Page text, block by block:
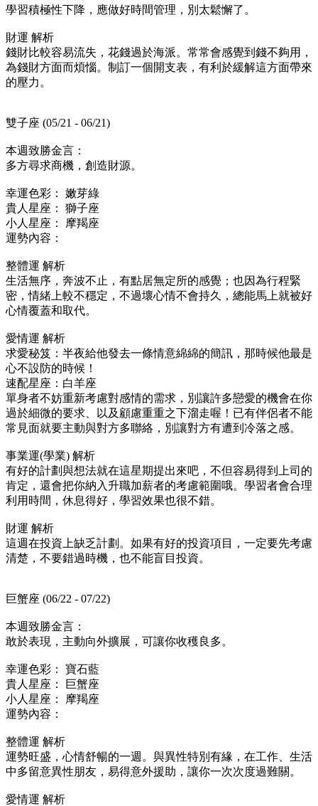
學習積極性下降，應做好時間管理，別太鬆懈了。
財運 解析
錢財比較容易流失，花錢過於海派。常常會感覺到錢不夠用，
為錢財方面而煩惱。制訂一個開支表，有利於緩解這方面帶來
的壓力。
雙子座 (05/21 - 06/21)
本週致勝金言：
多方尋求商機，創造財源。
幸運色彩： 嫩芽綠
貴人星座： 獅子座
小人星座： 摩羯座
運勢內容：
整體運 解析
生活無序，奔波不止，有點居無定所的感覺；也因為行程緊
密，情緒上較不穩定，不過壞心情不會持久，總能馬上就被好
心情覆蓋和取代。
愛情運 解析
求愛秘笈：半夜給他發去一條情意綿綿的簡訊，那時候他最是
心不設防的時候！
速配星座：白羊座
單身者不妨重新考慮對感情的需求，別讓許多戀愛的機會在你
過於細微的要求、以及顧慮重重之下溜走喔！已有伴侶者不能
常見面就要主動與對方多聯絡，別讓對方有遭到冷落之感。
事業運(學業) 解析
有好的計劃與想法就在這星期提出來吧，不但容易得到上司的
肯定，還會把你納入升職加薪者的考慮範圍哦。學習者會合理
利用時間，休息得好，學習效果也很不錯。
財運 解析
這週在投資上缺乏計劃。如果有好的投資項目，一定要先考慮
清楚，不要錯過時機，也不能盲目投資。
巨蟹座 (06/22 - 07/22)
本週致勝金言：
敢於表現，主動向外擴展，可讓你收穫良多。
幸運色彩： 寶石藍
貴人星座： 巨蟹座
小人星座： 摩羯座
運勢內容：
整體運 解析
運勢旺盛，心情舒暢的一週。與異性特別有緣，在工作、生活
中多留意異性朋友，易得意外援助，讓你一次次度過難關。
愛情運 解析